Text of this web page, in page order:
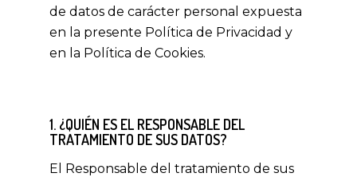
de datos de carácter personal expuesta
en la presente Política de Privacidad y
en la Política de Cookies.
1. ¿QUIÉN ES EL RESPONSABLE DEL
TRATAMIENTO DE SUS DATOS?
El Responsable del tratamiento de sus